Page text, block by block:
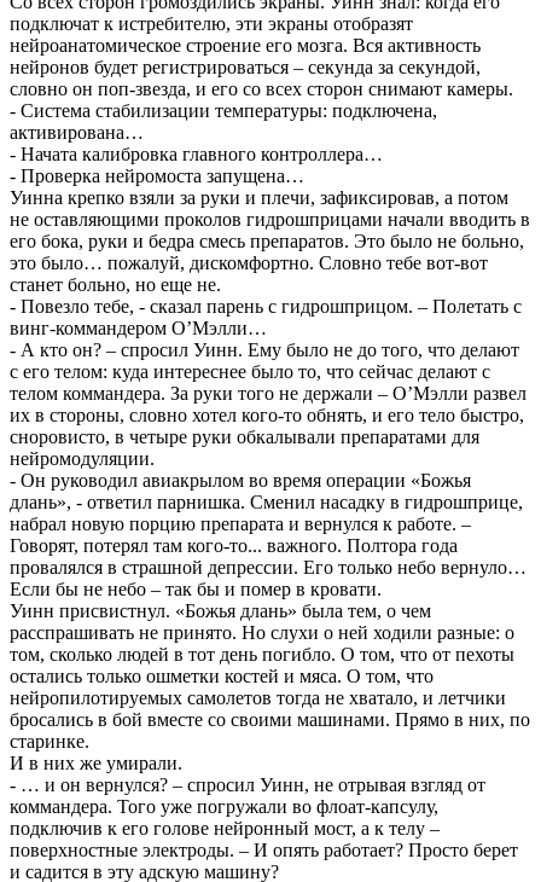
подключат к истребителю, эти экраны отобразят
нейроанатомическое строение его мозга. Вся активность
нейронов будет регистрироваться – секунда за секундой,
словно он поп-звезда, и его со всех сторон снимают камеры.
- Система стабилизации температуры: подключена,
активирована…
- Начата калибровка главного контроллера…
- Проверка нейромоста запущена…
Уинна крепко взяли за руки и плечи, зафиксировав, а потом
не оставляющими проколов гидрошприцами начали вводить в
его бока, руки и бедра смесь препаратов. Это было не больно,
это было… пожалуй, дискомфортно. Словно тебе вот-вот
станет больно, но еще не.
- Повезло тебе, - сказал парень с гидрошприцом. – Полетать с
винг-коммандером О’Мэлли…
- А кто он? – спросил Уинн. Ему было не до того, что делают
с его телом: куда интереснее было то, что сейчас делают с
телом коммандера. За руки того не держали – О’Мэлли развел
их в стороны, словно хотел кого-то обнять, и его тело быстро,
сноровисто, в четыре руки обкалывали препаратами для
нейромодуляции.
- Он руководил авиакрылом во время операции «Божья
длань», - ответил парнишка. Сменил насадку в гидрошприце,
набрал новую порцию препарата и вернулся к работе. –
Говорят, потерял там кого-то... важного. Полтора года
провалялся в страшной депрессии. Его только небо вернуло…
Если бы не небо – так бы и помер в кровати.
Уинн присвистнул. «Божья длань» была тем, о чем
расспрашивать не принято. Но слухи о ней ходили разные: о
том, сколько людей в тот день погибло. О том, что от пехоты
остались только ошметки костей и мяса. О том, что
нейропилотируемых самолетов тогда не хватало, и летчики
бросались в бой вместе со своими машинами. Прямо в них, по
старинке.
И в них же умирали.
- … и он вернулся? – спросил Уинн, не отрывая взгляд от
коммандера. Того уже погружали во флоат-капсулу,
подключив к его голове нейронный мост, а к телу –
поверхностные электроды. – И опять работает? Просто берет
и садится в эту адскую машину?